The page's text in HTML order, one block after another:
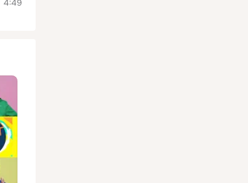
4:49